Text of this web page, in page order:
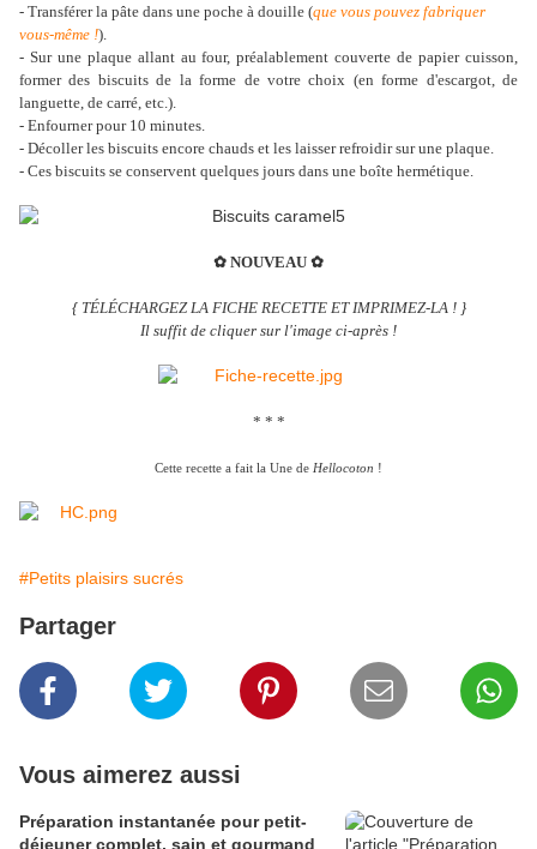
- Transférer la pâte dans une poche à douille (que vous pouvez fabriquer
vous-même !).
- Sur une plaque allant au four, préalablement couverte de papier cuisson,
former des biscuits de la forme de votre choix (en forme d'escargot, de
languette, de carré, etc.).
- Enfourner pour 10 minutes.
- Décoller les biscuits encore chauds et les laisser refroidir sur une plaque.
- Ces biscuits se conservent quelques jours dans une boîte hermétique.
✿ NOUVEAU ✿
{ TÉLÉCHARGEZ LA FICHE RECETTE ET IMPRIMEZ-LA ! }
Il suffit de cliquer sur l'image ci-après !
* * *
Cette recette a fait la Une de Hellocoton !
#Petits plaisirs sucrés
Partager
Vous aimerez aussi
Préparation instantanée pour petit-
déjeuner complet, sain et gourmand